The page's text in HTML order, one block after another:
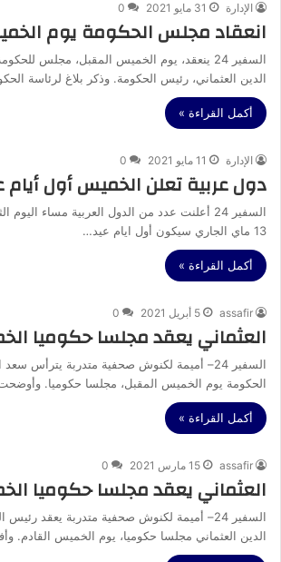
الإدارة 31 مايو 2021 0
انعقاد مجلس الحكومة يوم
السفير 24 ينعقد، يوم الخميس المقبل، مجلس
الدين العثماني، رئيس الحكومة. وذكر بلاغ لرئاسة
أكمل القراءة »
الإدارة 11 مايو 2021 0
دول عربية تعلن الخميس أول أيام
السفير 24 أعلنت عدد من الدول العربية مساء
13 ماي الجاري سيكون أول ايام عيد…
أكمل القراءة »
assafir 5 أبريل 2021 0
العثماني يعقد مجلسا حكوميا
السفير 24– أميمة لكنوش صحفية متدربة يترأس
الحكومة يوم الخميس المقبل، مجلسا حكوميا.
أكمل القراءة »
assafir 15 مارس 2021 0
العثماني يعقد مجلسا حكوميا
السفير 24– أميمة لكنوش صحفية متدربة يعقد
الدين العثماني مجلسا حكوميا، يوم الخميس القادم.